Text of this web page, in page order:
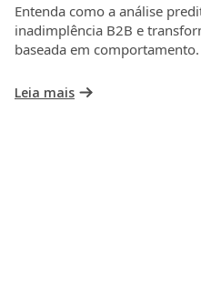
Entenda como a análise
inadimplência B2B e
baseada em comportamento.
Leia mais